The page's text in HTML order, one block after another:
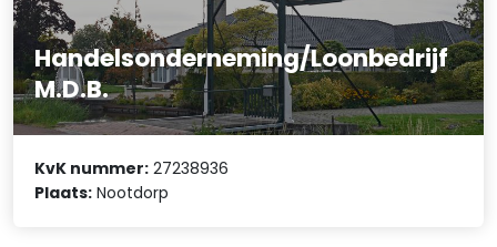
Handelsonderneming/Loonbedrijf
M.D.B.
KvK nummer: 27238936
Plaats: Nootdorp